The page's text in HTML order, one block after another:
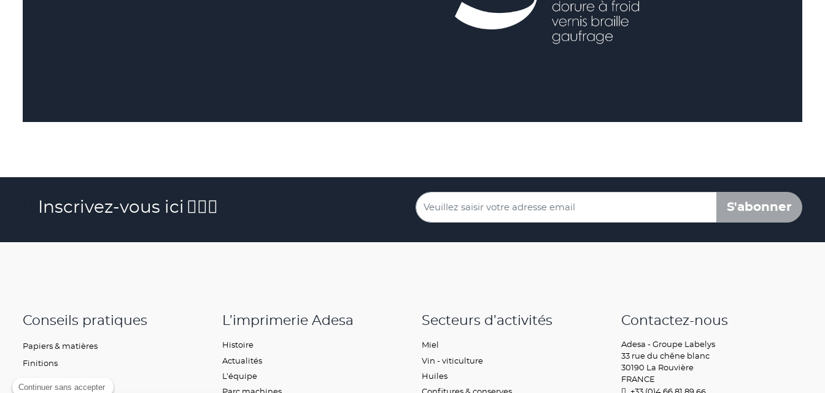
Continuer sans accepter
Inscrivez-vous ici S'abonner
Conseils pratiques
Papiers & matières
Finitions
L’imprimerie Adesa
Histoire
Actualités
L’équipe
Secteurs d’activités
Miel
Vin - viticulture
Huiles
Contactez-nous
Adesa - Groupe Labelys
33 rue du chêne blanc
30190 La Rouvière
FRANCE